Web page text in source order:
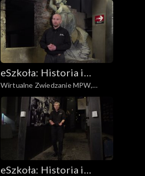
eSzkoła: Historia i
Literatura
Wirtualne Zwiedzanie MPW,
Kanały/Niemcy w Warszawie
eSzkoła: Historia i